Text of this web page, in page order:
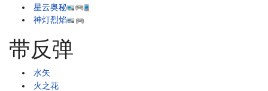
星云奥秘
神灯烈焰
带反弹
水矢
火之花